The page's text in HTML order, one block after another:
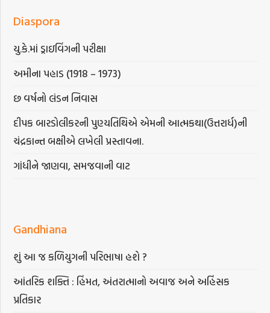
Diaspora
યુ.કે.માં ડ્રાઇવિંગની પરીક્ષા
અમીના પહાડ (1918 – 1973)
છ વર્ષનો લંડન નિવાસ
દીપક બારડોલીકરની પુણ્યતિથિએ એમની આત્મકથા(ઉત્તરાર્ધ)ની
ચંદ્રકાન્ત બક્ષીએ લખેલી પ્રસ્તાવના.
ગાંધીને જાણવા, સમજવાની વાટ
Gandhiana
શું આ જ કળિયુગની પરિભાષા હશે ?
આંતરિક શક્તિ : હિંમત, અંતરાત્માનો અવાજ અને અહિંસક
પ્રતિકાર